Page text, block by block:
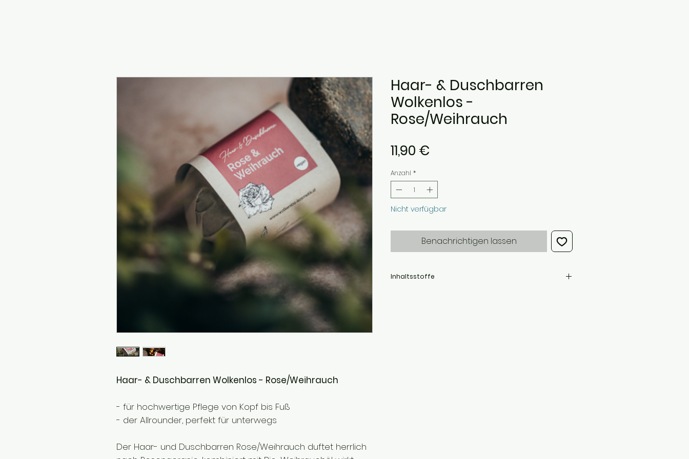
Haar- & Duschbarren Wolkenlos - Rose/Weihrauch
- für hochwertige Pflege von Kopf bis Fuß
- der Allrounder, perfekt für unterwegs
Der Haar- und Duschbarren Rose/Weihrauch duftet herrlich
Haar- & Duschbarren
Wolkenlos -
Rose/Weihrauch
11,90 €
Anzahl *
Nicht verfügbar
Benachrichtigen lassen
Inhaltsstoffe